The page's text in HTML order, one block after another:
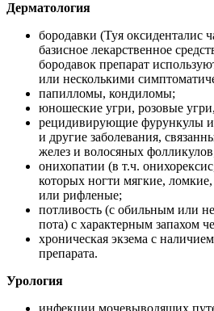
Дерматология
бородавки (Туя оксиденталис
базисное лекарственное
бородавок препарат
или несколькими
папилломы, кондиломы;
юношеские угри, розовые
рецидивирующие фурункулы и
и другие заболевания,
желез и волосяных
онихопатии (в т.ч.
которых ногти мягкие,
или рифленые;
потливость (с обильным или
пота) с характерным запахом
хроническая экзема с
препарата.
Урология